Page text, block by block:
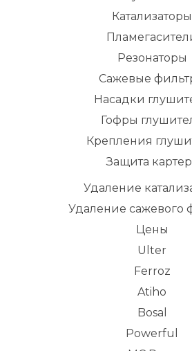
Катализаторы
Резонаторы
Сажевые
Насадки
Гофры
Крепления
Защита
Удаление
Удаление сажевого
Цены
Ulter
Ferroz
Atiho
Bosal
Powerful